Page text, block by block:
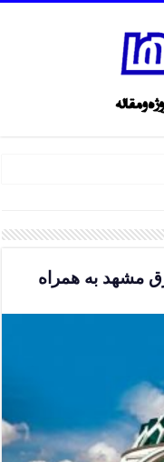
مشهد به همراه